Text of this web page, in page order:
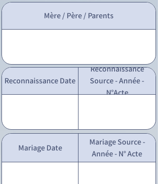
Mère / Père / Parents
Reconnaissance Date
Reconnaissance
Source - Année -
N°Acte
Mariage Date
Mariage Source -
Année - N° Acte